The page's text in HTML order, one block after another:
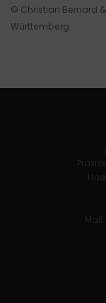
© Christian Bernard
Württemberg
Mail: